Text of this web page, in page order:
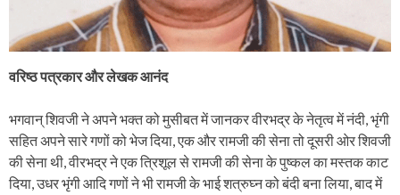
वरिष्ठ पत्रकार और लेखक आनंद
भगवान् शिवजी ने अपने भक्त को मुसीबत में जानकर वीरभद्र के नेतृत्व में नंदी, भृंगी
सहित अपने सारे गणों को भेज दिया, एक और रामजी की सेना तो दूसरी ओर शिवजी
की सेना थी, वीरभद्र ने एक त्रिशूल से रामजी की सेना के पुष्कल का मस्तक काट
दिया, उधर भृंगी आदि गणों ने भी रामजी के भाई शत्रुघ्न को बंदी बना लिया, बाद में